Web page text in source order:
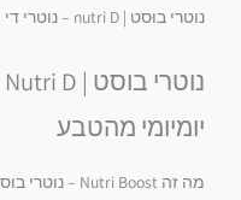
נוטרי בוּסט | nutri D – נוטרי די
יומיומי מהטבע
מה זה Nutri Boost – נוטרי בוסט?